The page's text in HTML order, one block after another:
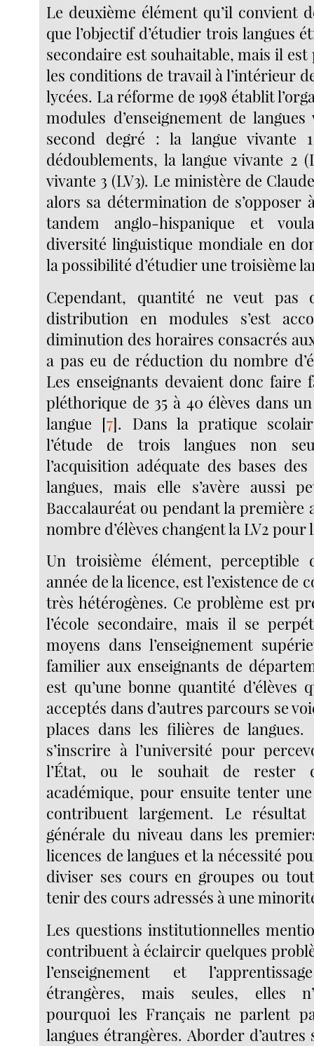
Le deuxième élément qu’il convient
que l’objectif d’étudier trois langues
secondaire est souhaitable, mais il est
les conditions de travail à l’intérieur
lycées. La réforme de 1998 établit
modules d’enseignement de
second degré : la langue vivante
dédoublements, la langue vivante 2
vivante 3 (LV3). Le ministère de
alors sa détermination de s’opposer
tandem anglo-hispanique et
diversité linguistique mondiale en
la possibilité d’étudier une troisième
Cependant, quantité ne veut pas
distribution en modules s’est
diminution des horaires consacrés
a pas eu de réduction du nombre
Les enseignants devaient donc faire
pléthorique de 35 à 40 élèves dans
langue [7]. Dans la pratique
l’étude de trois langues non
l’acquisition adéquate des bases
langues, mais elle s’avère aussi
Baccalauréat ou pendant la première
nombre d’élèves changent la LV2 pour
Un troisième élément, perceptible
année de la licence, est l’existence de
très hétérogènes. Ce problème est
l’école secondaire, mais il se
moyens dans l’enseignement
familier aux enseignants de
est qu’une bonne quantité d’élèves
acceptés dans d’autres parcours se
places dans les filières de langues.
s’inscrire à l’université pour
l’État, ou le souhait de rester
académique, pour ensuite tenter
contribuent largement. Le
générale du niveau dans les
licences de langues et la nécessité
diviser ses cours en groupes ou
tenir des cours adressés à une
Les questions institutionnelles
contribuent à éclaircir quelques
l’enseignement et
étrangères, mais seules, elles
pourquoi les Français ne parlent
langues étrangères. Aborder